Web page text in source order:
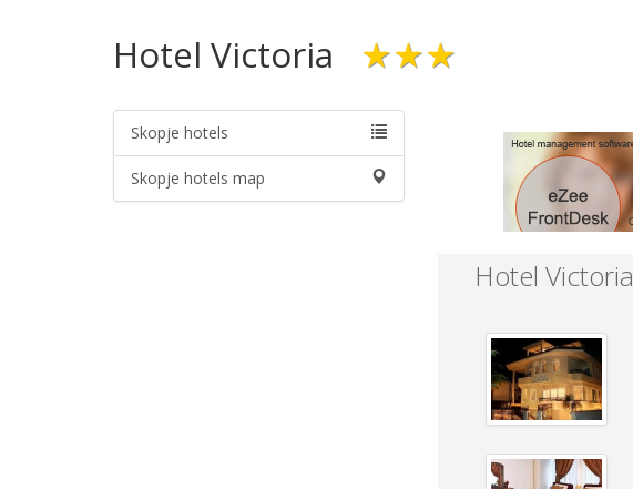
Hotel Victoria ★★★
Skopje hotels
Skopje hotels map
Hotel Victoria